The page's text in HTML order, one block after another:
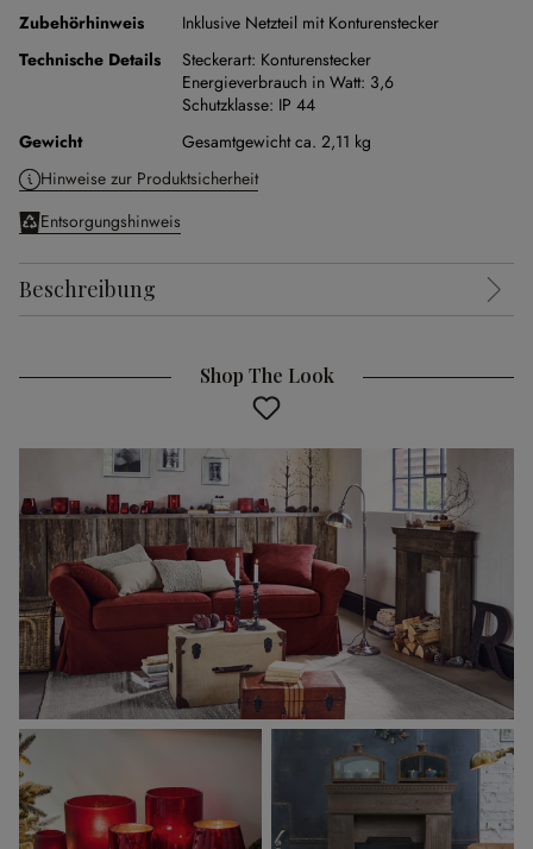
Zubehörhinweis
Inklusive Netzteil mit Konturenstecker
Technische Details
Steckerart: Konturenstecker
Energieverbrauch in Watt: 3,6
Schutzklasse: IP 44
Gewicht
Gesamtgewicht ca. 2,11 kg
Hinweise zur Produktsicherheit
Entsorgungshinweis
Beschreibung
Shop The Look